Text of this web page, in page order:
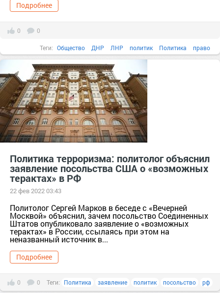
Подробнее
0 0
Теги: Общество ДНР ЛНР политик Политика право
Политика терроризма: политолог объяснил
заявление посольства США о «возможных
терактах» в РФ
22 фев 2022 03:43
Политолог Сергей Марков в беседе с «Вечерней
Москвой» объяснил, зачем посольство Соединенных
Штатов опубликовало заявление о «возможных
терактах» в России, ссылаясь при этом на
неназванный источник в...
Подробнее
0 0 Теги: Политика заявление политик посольство рф